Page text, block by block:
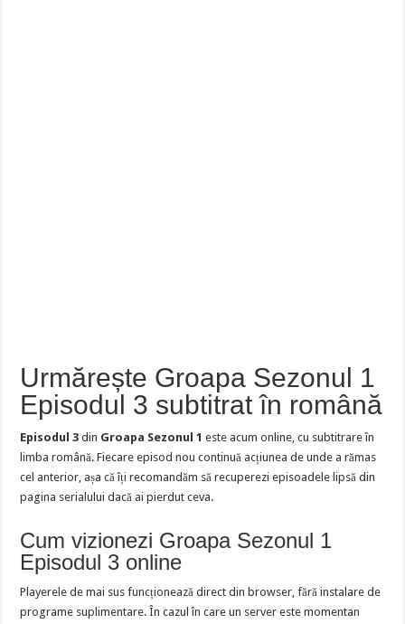
Urmărește Groapa Sezonul 1
Episodul 3 subtitrat în română
Episodul 3 din Groapa Sezonul 1 este acum online, cu subtitrare în
limba română. Fiecare episod nou continuă acțiunea de unde a rămas
cel anterior, așa că îți recomandăm să recuperezi episoadele lipsă din
pagina serialului dacă ai pierdut ceva.
Cum vizionezi Groapa Sezonul 1
Episodul 3 online
Playerele de mai sus funcționează direct din browser, fără instalare de
programe suplimentare. În cazul în care un server este momentan